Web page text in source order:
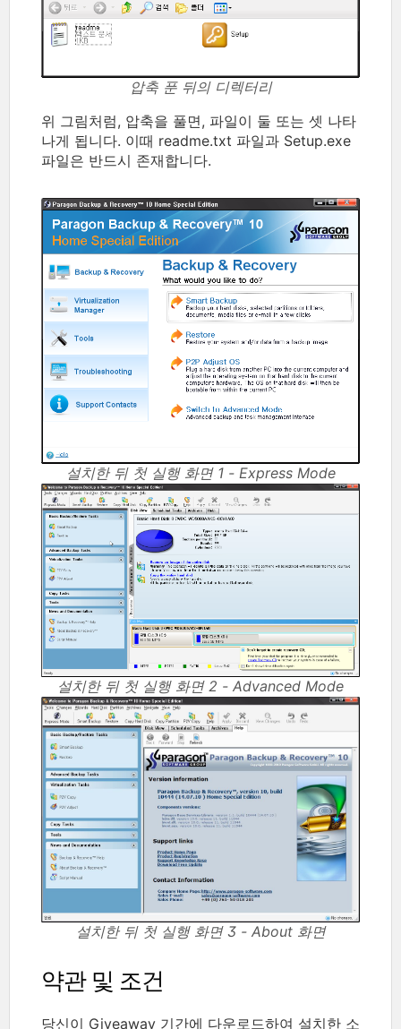
압축 푼 뒤의 디렉터리
위 그림처럼, 압축을 풀면, 파일이 둘 또는 셋 나타
나게 됩니다. 이때 readme.txt 파일과 Setup.exe
파일은 반드시 존재합니다.
설치한 뒤 첫 실행 화면 1 - Express Mode
설치한 뒤 첫 실행 화면 2 - Advanced Mode
설치한 뒤 첫 실행 화면 3 - About 화면
약관 및 조건
당신이 Giveaway 기간에 다운로드하여 설치한 소